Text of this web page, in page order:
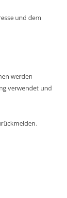
und dem
werden
verwendet und